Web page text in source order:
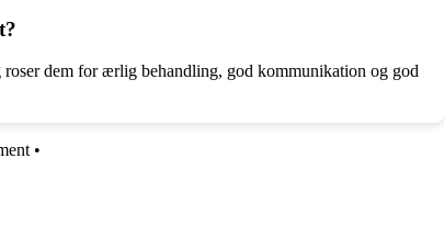
dem for ærlig behandling, god kommunikation og god
•